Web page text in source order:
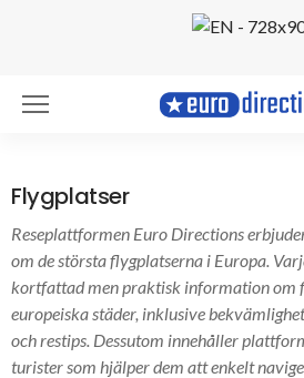
Flygplatser
Reseplattformen Euro Directions
om de största flygplatserna i Europa.
kortfattad men praktisk information om
europeiska städer, inklusive
och restips. Dessutom innehåller
turister som hjälper dem att enkelt